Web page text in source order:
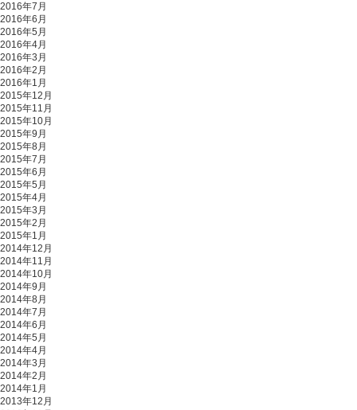
2016年7月
2016年6月
2016年5月
2016年4月
2016年3月
2016年2月
2016年1月
2015年12月
2015年11月
2015年10月
2015年9月
2015年8月
2015年7月
2015年6月
2015年5月
2015年4月
2015年3月
2015年2月
2015年1月
2014年12月
2014年11月
2014年10月
2014年9月
2014年8月
2014年7月
2014年6月
2014年5月
2014年4月
2014年3月
2014年2月
2014年1月
2013年12月